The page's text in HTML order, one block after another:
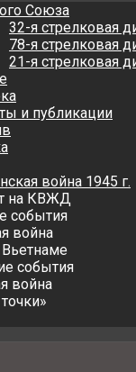
Союза
32-я стрелковая
78-я стрелковая
21-я стрелковая
и публикации
война 1945 г.
на КВЖД
события
война
события
война